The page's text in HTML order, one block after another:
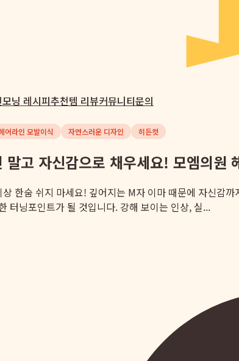
모닝 레시피추천템 리뷰커뮤니티문의
어라인 모발이식 자연스러운 디자인 히든컷
고 자신감으로 채우세요! 모엠의원
한숨 쉬지 마세요! 깊어지는 M자 이마 때문에 자신감
터닝포인트가 될 것입니다. 강해 보이는 인상, 실...